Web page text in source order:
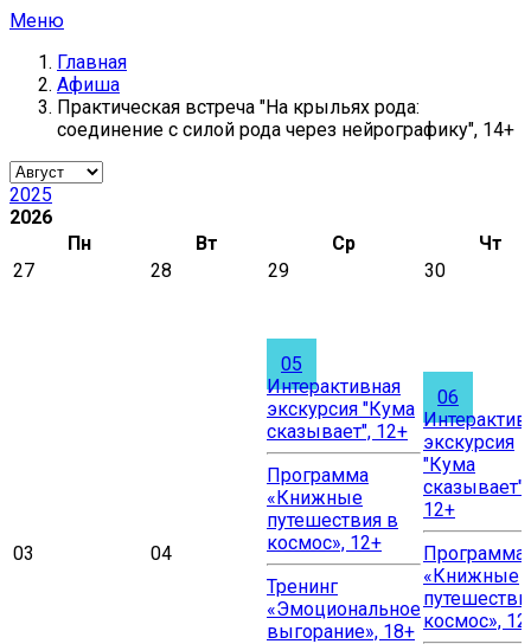
Меню
Главная
Афиша
Практическая встреча "На крыльях рода:
соединение с силой рода через нейрографику", 14+
2025
2026
Пн
Вт Ср
Чт
27
28 29 30
03 04
05
Интерактивная
экскурсия "Кума
сказывает", 12+
Программа
«Книжные
путешествия в
космос», 12+
Тренинг
«Эмоциональное
выгорание», 18+
06
экскурсия
"Кума
сказывает",
12+
Программа
«Книжные
космос»,